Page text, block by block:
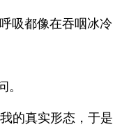
吸都像在吞咽冰冷
。
的真实形态，于是